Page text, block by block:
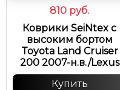
810 руб.
Коврики SeiNtex с
высоким бортом
Toyota Land Cruiser
200 2007-н.в./Lexus
LX570
Купить